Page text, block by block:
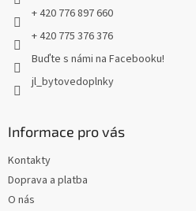
+ 420 776 897 660
+ 420 775 376 376
Buďte s námi na Facebooku!
jl_bytovedoplnky
Informace pro vás
Kontakty
Doprava a platba
O nás